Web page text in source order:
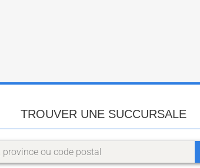
TROUVER UNE SUCCURSALE